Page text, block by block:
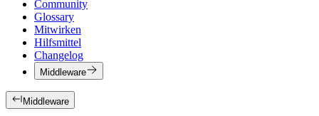
Community
Glossary
Mitwirken
Hilfsmittel
Changelog
Middleware
Middleware